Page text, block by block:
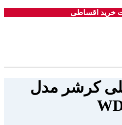
خرید اقساطی
کرشر مدل